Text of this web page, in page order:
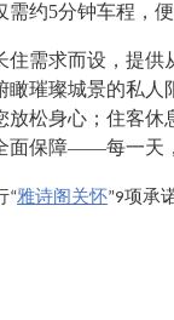
约5分钟车程，
需求而设，提
璀璨城景的私
松身心；住客
面保障——每一天
“雅诗阁关怀”9项承